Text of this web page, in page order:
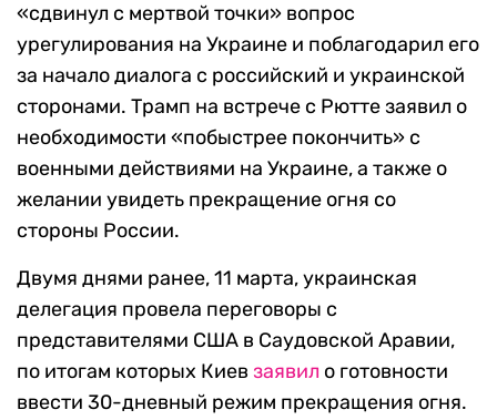
«сдвинул с мертвой точки» вопрос
урегулирования на Украине и поблагодарил его
за начало диалога с российский и украинской
сторонами. Трамп на встрече с Рютте заявил о
необходимости «побыстрее покончить» с
военными действиями на Украине, а также о
желании увидеть прекращение огня со
стороны России.
Двумя днями ранее, 11 марта, украинская
делегация провела переговоры с
представителями США в Саудовской Аравии,
по итогам которых Киев заявил о готовности
ввести 30-дневный режим прекращения огня.